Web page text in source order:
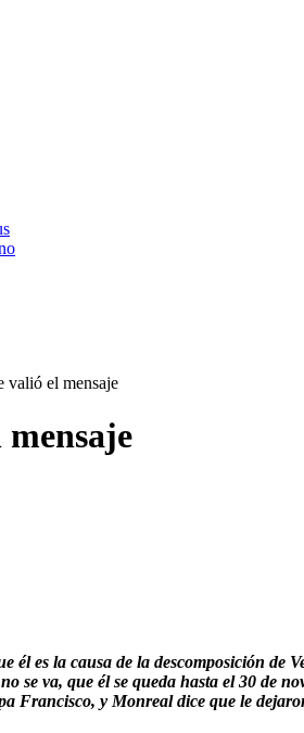
valió el mensaje
él es la causa de la descomposición de
se va, que él se queda hasta el 30 de
Francisco, y Monreal dice que le